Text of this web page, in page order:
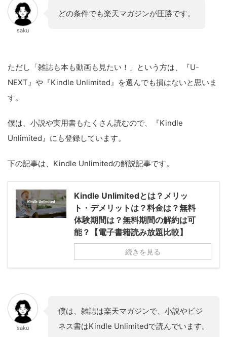
saku
どの条件でも楽天マガジンが圧勝です。
ただし「雑誌も本も動画も見たい！」という方は、『U-
NEXT』や『Kindle Unlimited』を選んでも損はないと思いま
す。
僕は、小説や実用書もたくさん読むので、『Kindle
Unlimited』にも登録しています。
下の記事は、Kindle Unlimitedの解説記事です。
Kindle Unlimitedとは？メリッ
ト・デメリットは？料金は？無料
体験期間は？無料期間の解約は可
能？【電子書籍読み放題比較】
続きを見る
saku
僕は、雑誌は楽天マガジンで、小説やビジ
ネス書はKindle Unlimitedで読んでいます。